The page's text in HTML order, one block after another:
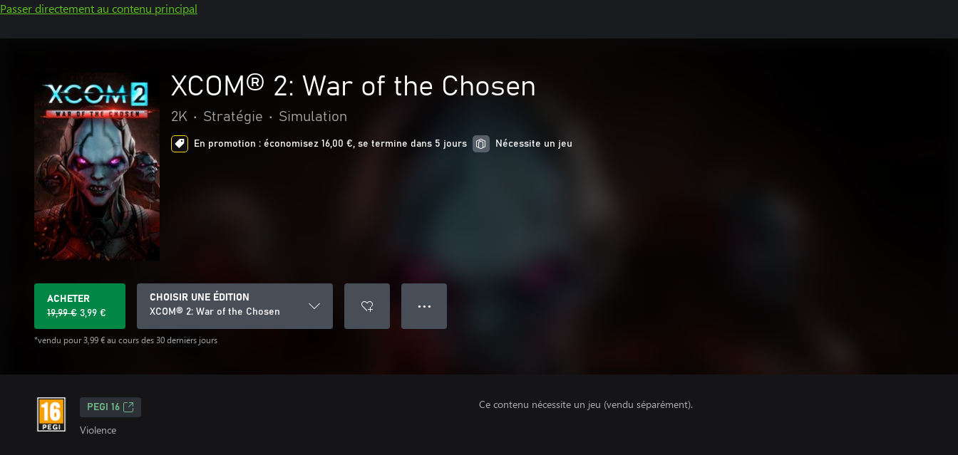
Passer directement au contenu principal
XCOM® 2: War of the Chosen
2K • Stratégie • Simulation
En promotion : économisez 16,00 €, se termine dans 5 jours Nécessite un jeu
ACHETER
19,99 € 3,99 €
*vendu pour 3,99 € au cours des 30 derniers jours
CHOISIR UNE ÉDITION
XCOM® 2: War of the Chosen
● ● ●
PEGI 16
Violence
Ce contenu nécessite un jeu (vendu séparément).